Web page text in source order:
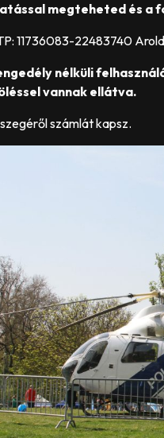
megteheted és a
11736083-22483740
nélküli
vannak ellátva.
számlát kapsz.